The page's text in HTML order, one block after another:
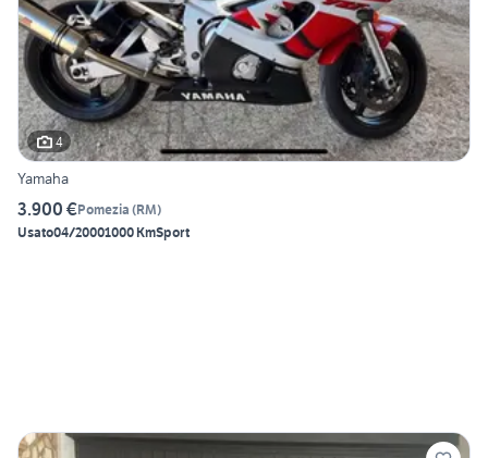
4
Yamaha
3.900 €Pomezia (RM)
Usato04/20001000 KmSport